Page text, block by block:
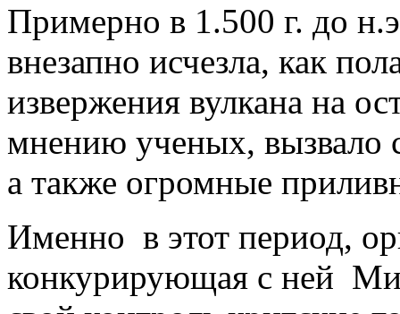
Примерно в 1.500 г. до
внезапно исчезла, как
извержения вулкана на
мнению ученых, вызвало
а также огромные
Именно в этот период,
конкурирующая с ней